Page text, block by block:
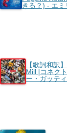
きる？) - エ
【歌詞和訳
Mill |コネク
ー・ガッテ